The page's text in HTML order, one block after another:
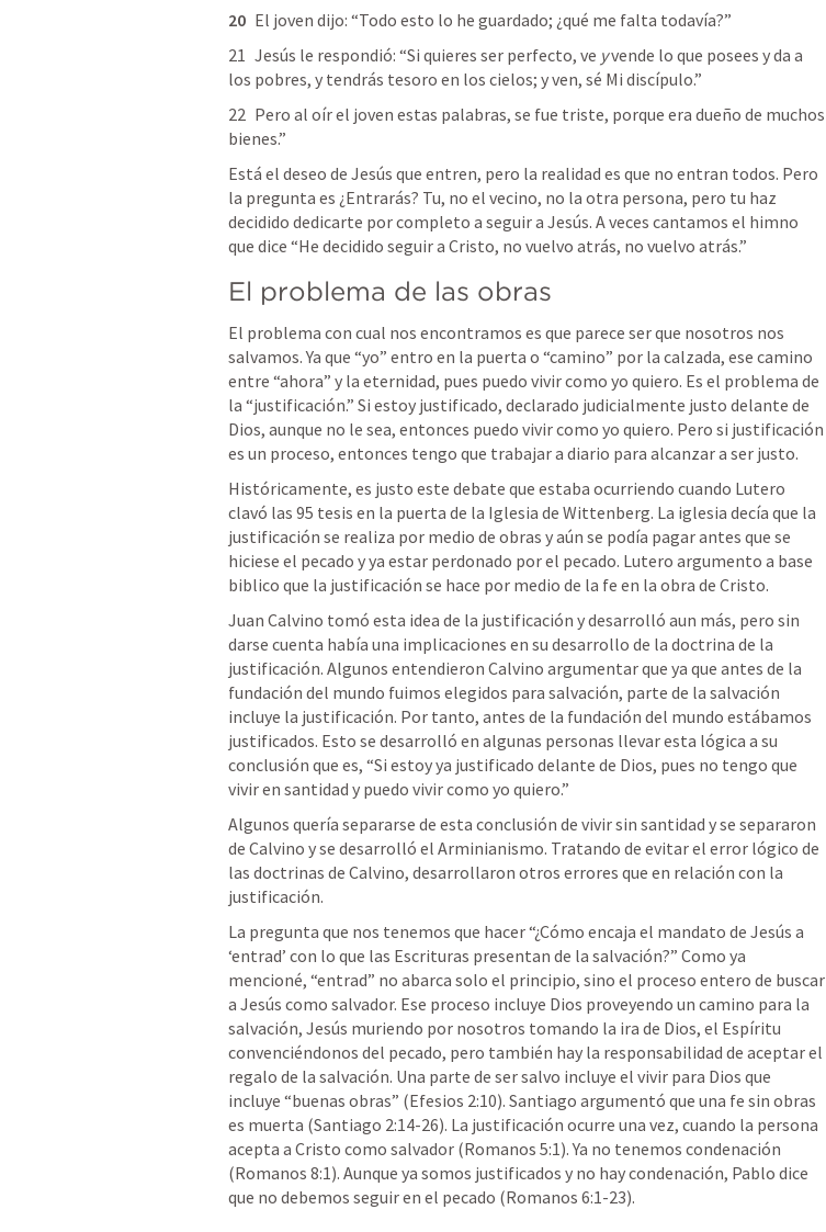
20
	El joven dijo: “Todo esto lo he guardado; ¿qué me falta todavía?”
21	Jesús le respondió: “Si quieres ser perfecto, ve y vende lo que posees y da a
los pobres, y tendrás tesoro en los cielos; y ven, sé Mi discípulo.”
22	Pero al oír el joven estas palabras, se fue triste, porque era dueño de muchos
bienes.”
Está el deseo de Jesús que entren, pero la realidad es que no entran todos. Pero
la pregunta es ¿Entrarás? Tu, no el vecino, no la otra persona, pero tu haz
decidido dedicarte por completo a seguir a Jesús. A veces cantamos el himno
que dice “He decidido seguir a Cristo, no vuelvo atrás, no vuelvo atrás.”
El problema de las obras
El problema con cual nos encontramos es que parece ser que nosotros nos
salvamos. Ya que “yo” entro en la puerta o “camino” por la calzada, ese camino
entre “ahora” y la eternidad, pues puedo vivir como yo quiero. Es el problema de
la “justificación.” Si estoy justificado, declarado judicialmente justo delante de
Dios, aunque no le sea, entonces puedo vivir como yo quiero. Pero si justificación
es un proceso, entonces tengo que trabajar a diario para alcanzar a ser justo.
Históricamente, es justo este debate que estaba ocurriendo cuando Lutero
clavó las 95 tesis en la puerta de la Iglesia de Wittenberg. La iglesia decía que la
justificación se realiza por medio de obras y aún se podía pagar antes que se
hiciese el pecado y ya estar perdonado por el pecado. Lutero argumento a base
biblico que la justificación se hace por medio de la fe en la obra de Cristo.
Juan Calvino tomó esta idea de la justificación y desarrolló aun más, pero sin
darse cuenta había una implicaciones en su desarrollo de la doctrina de la
justificación. Algunos entendieron Calvino argumentar que ya que antes de la
fundación del mundo fuimos elegidos para salvación, parte de la salvación
incluye la justificación. Por tanto, antes de la fundación del mundo estábamos
justificados. Esto se desarrolló en algunas personas llevar esta lógica a su
conclusión que es, “Si estoy ya justificado delante de Dios, pues no tengo que
vivir en santidad y puedo vivir como yo quiero.”
Algunos quería separarse de esta conclusión de vivir sin santidad y se separaron
de Calvino y se desarrolló el Arminianismo. Tratando de evitar el error lógico de
las doctrinas de Calvino, desarrollaron otros errores que en relación con la
justificación.
La pregunta que nos tenemos que hacer “¿Cómo encaja el mandato de Jesús a
‘entrad’ con lo que las Escrituras presentan de la salvación?” Como ya
mencioné, “entrad” no abarca solo el principio, sino el proceso entero de buscar
a Jesús como salvador. Ese proceso incluye Dios proveyendo un camino para la
salvación, Jesús muriendo por nosotros tomando la ira de Dios, el Espíritu
convenciéndonos del pecado, pero también hay la responsabilidad de aceptar el
regalo de la salvación. Una parte de ser salvo incluye el vivir para Dios que
incluye “buenas obras” (Efesios 2:10). Santiago argumentó que una fe sin obras
es muerta (Santiago 2:14-26). La justificación ocurre una vez, cuando la persona
acepta a Cristo como salvador (Romanos 5:1). Ya no tenemos condenación
(Romanos 8:1). Aunque ya somos justificados y no hay condenación, Pablo dice
que no debemos seguir en el pecado (Romanos 6:1-23).